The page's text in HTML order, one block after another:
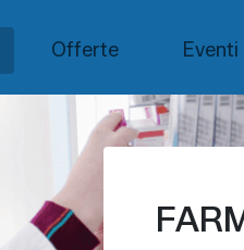
Offerte